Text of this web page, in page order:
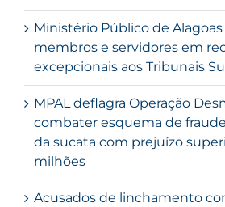
Ministério Público de
membros e servidores em
excepcionais aos Tribunais
MPAL deflagra Operação
combater esquema de
da sucata com prejuízo
milhões
Acusados de linchamento